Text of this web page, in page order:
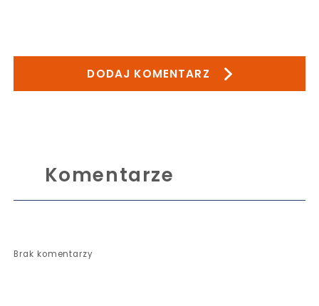
DODAJ KOMENTARZ
Komentarze
Brak komentarzy